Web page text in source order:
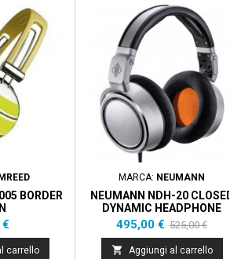
BORDER
carrello
Prezzo scontato
MARCA: NEUMANN
NEUMANN NDH-20 CLOSED
DYNAMIC HEADPHONE
Prezzo
495,00 € Prezzo
base
525,00 €
 Aggiungi al carrello